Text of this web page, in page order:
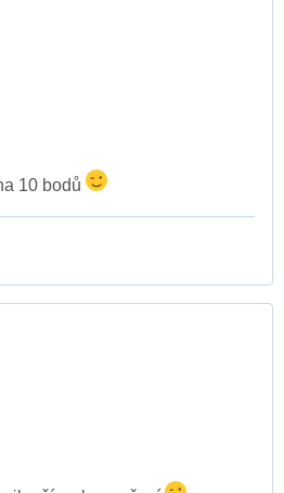
10 bodů